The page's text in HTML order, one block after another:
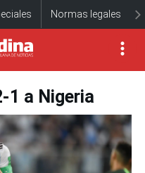
Normas legales
1 a Nigeria